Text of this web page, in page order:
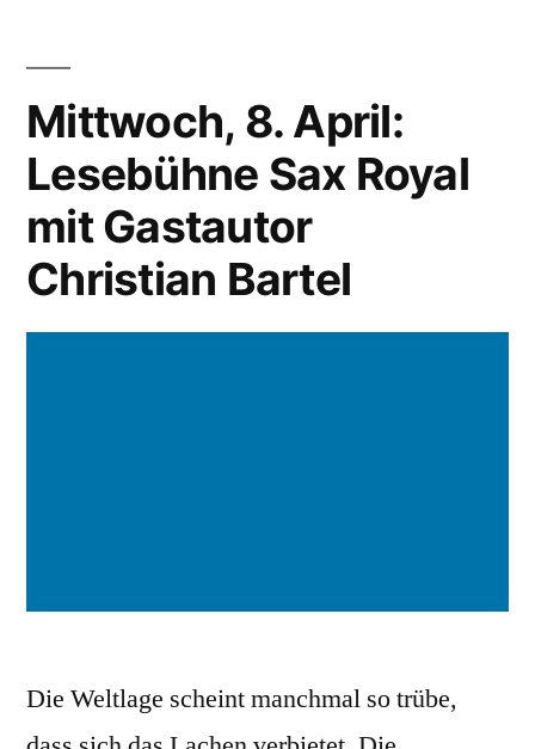
Mittwoch, 8. April:
Lesebühne Sax Royal
mit Gastautor
Christian Bartel
Die Weltlage scheint manchmal so trübe,